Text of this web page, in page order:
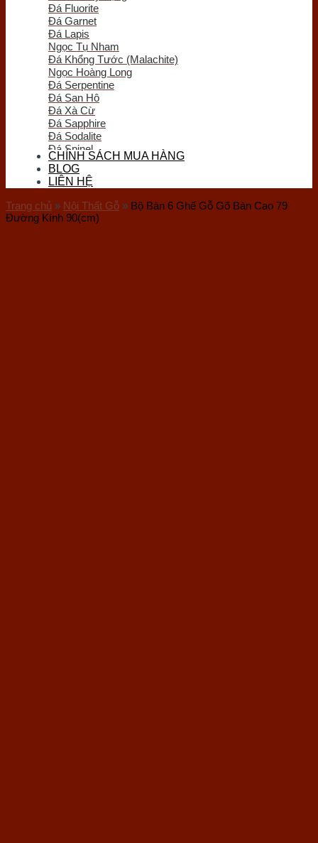
Đồng Hồ Gỗ
Đĩa Gỗ Trang Trí
Nội Thất Gỗ
Phôi - Lũa Gỗ
Đồng Phong Thủy
Đá Fluorite
Đá Garnet
Đá Lapis
Ngọc Tụ Nham
Đá Khổng Tước (Malachite)
Ngọc Hoàng Long
Đá Serpentine
Đá San Hô
Đá Xà Cừ
Đá Sapphire
Đá Sodalite
Đá Spinel
Đá Thọ Sơn
Đá Tourmaline
Đá Vàng Găm (Pyrite)
Đá Nham Thạch
Gỗ Hóa Thạch
Ốc Hóa Thạch
CHÍNH SÁCH MUA HÀNG
BLOG
LIÊN HỆ
Trang chủ » Nội Thất Gỗ » Bộ Bàn 6 Ghế Gỗ Gõ Bàn Cao 79
Đường Kính 90(cm)